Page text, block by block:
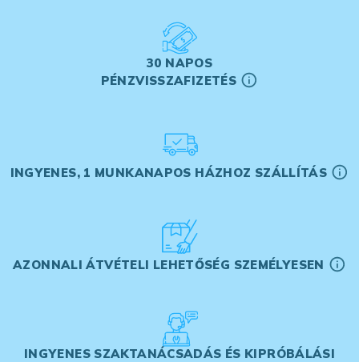
30 NAPOS
PÉNZVISSZAFIZETÉS
INGYENES, 1 MUNKANAPOS HÁZHOZ SZÁLLÍTÁS
AZONNALI ÁTVÉTELI LEHETŐSÉG SZEMÉLYESEN
INGYENES SZAKTANÁCSADÁS ÉS KIPRÓBÁLÁSI